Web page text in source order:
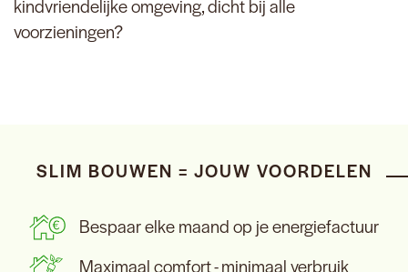
kindvriendelijke omgeving, dicht bij alle
voorzieningen?
SLIM BOUWEN = JOUW VOORDELEN
Bespaar elke maand op je energiefactuur
Maximaal comfort - minimaal verbruik